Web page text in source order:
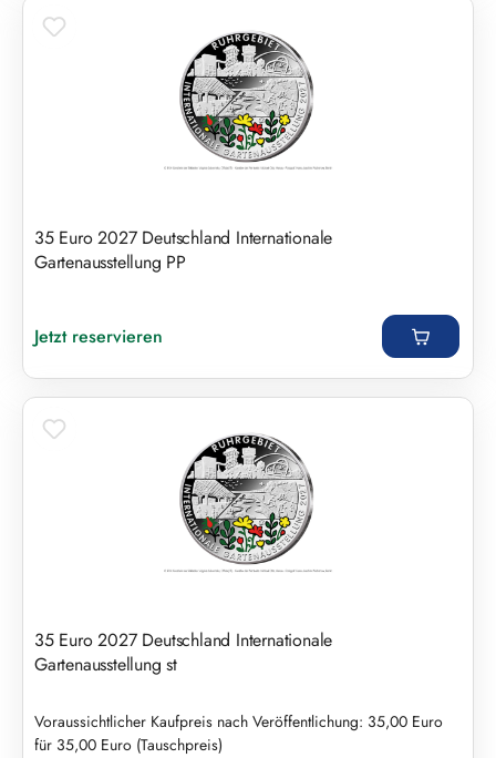
35 Euro 2027 Deutschland Internationale
Gartenausstellung PP
Jetzt reservieren
35 Euro 2027 Deutschland Internationale
Gartenausstellung st
Voraussichtlicher Kaufpreis nach Veröffentlichung: 35,00 Euro
für 35,00 Euro (Tauschpreis)